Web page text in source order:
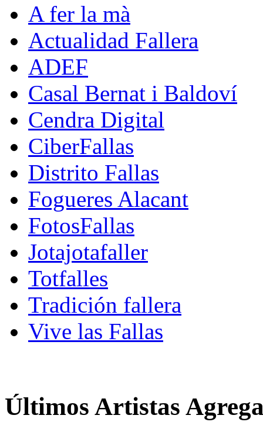
A fer la mà
Actualidad Fallera
ADEF
Casal Bernat i Baldoví
Cendra Digital
CiberFallas
Distrito Fallas
Fogueres Alacant
FotosFallas
Jotajotafaller
Totfalles
Tradición fallera
Vive las Fallas
Últimos Artistas